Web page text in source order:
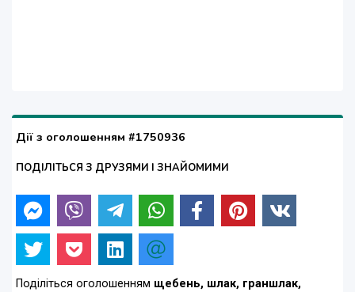
Дії з оголошенням #1750936
ПОДІЛІТЬСЯ З ДРУЗЯМИ І ЗНАЙОМИМИ
Поділіться оголошенням щебень, шлак, граншлак,